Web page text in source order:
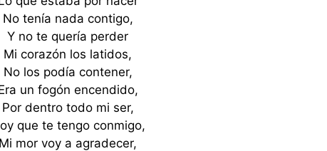
No tenía nada contigo,
Y no te quería perder
Mi corazón los latidos,
No los podía contener,
un fogón encendido,
Por dentro todo mi ser,
que te tengo conmigo,
Mi mor voy a agradecer,